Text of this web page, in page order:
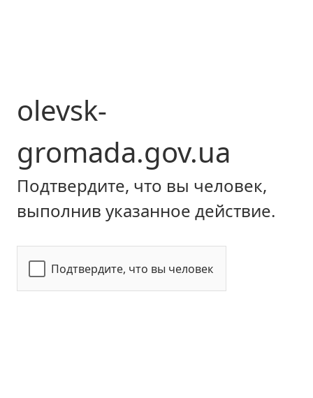
olevsk-
gromada.gov.ua
Подтвердите, что вы человек,
выполнив указанное действие.
Подтвердите, что вы человек